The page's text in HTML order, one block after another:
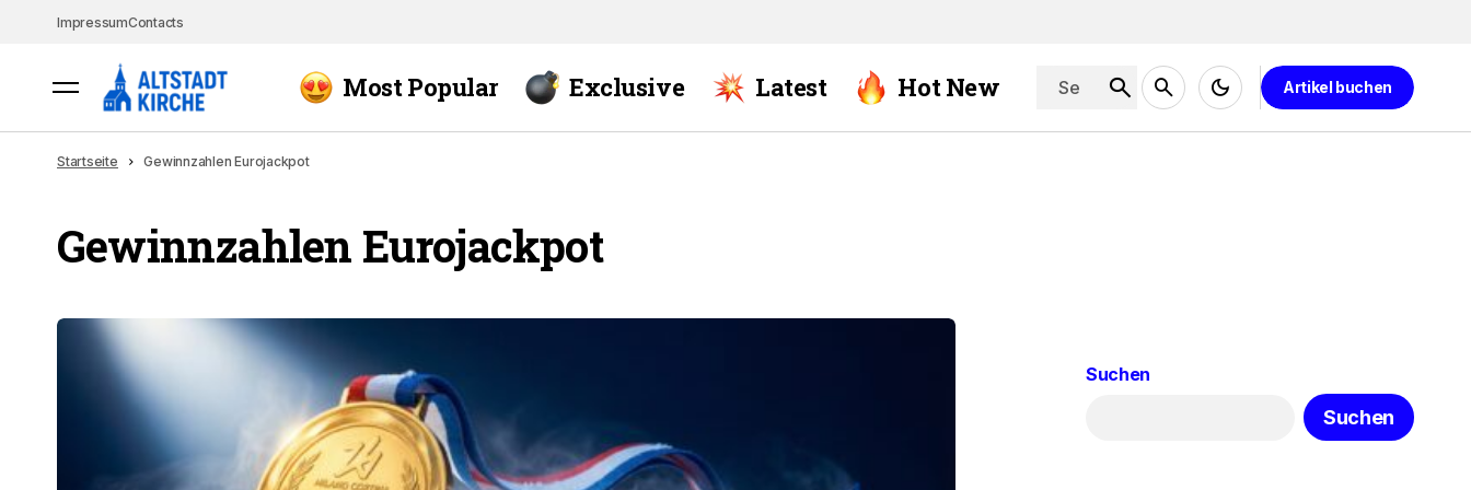
ImpressumContacts
Most Popular Exclusive Latest Hot New Artikel buchen
Startseite Gewinnzahlen Eurojackpot
Gewinnzahlen Eurojackpot
Suchen
Suchen